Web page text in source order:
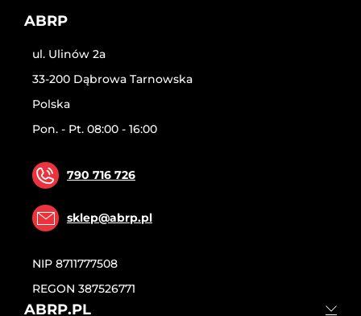
ABRP
ul. Ulinów 2a
33-200 Dąbrowa Tarnowska
Polska
Pon. - Pt. 08:00 - 16:00
790 716 726
sklep@abrp.pl
NIP 8711777508
REGON 387526771
ABRP.PL